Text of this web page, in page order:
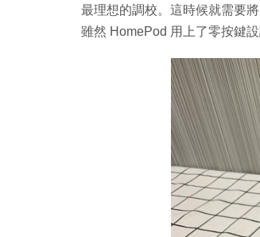
最理想的調校。這時候就需要
雖然 HomePod 用上了零按鍵